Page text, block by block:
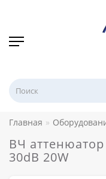
Главная
ВЧ аттенюатор
30dB 20W